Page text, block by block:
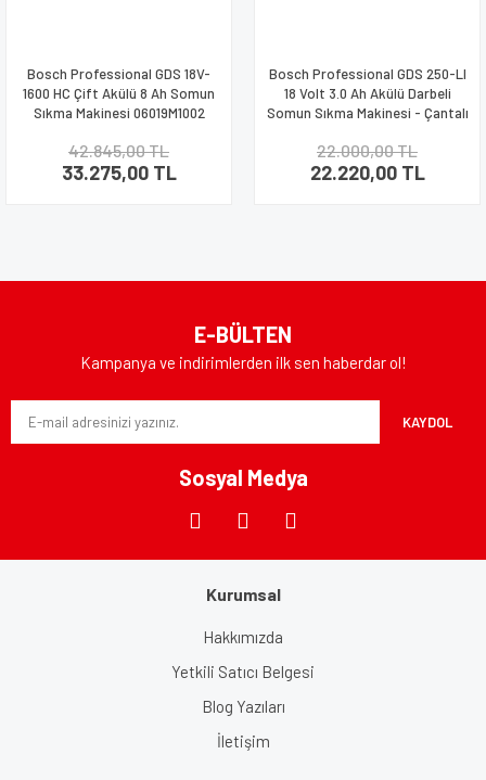
Bosch Professional GDS 18V-
1600 HC Çift Akülü 8 Ah Somun
Sıkma Makinesi 06019M1002
42.845,00 TL
33.275,00 TL
Bosch Professional GDS 250-LI
18 Volt 3.0 Ah Akülü Darbeli
Somun Sıkma Makinesi - Çantalı
22.000,00 TL
22.220,00 TL
E-BÜLTEN
Kampanya ve indirimlerden ilk sen haberdar ol!
KAYDOL
Sosyal Medya
Kurumsal
Hakkımızda
Yetkili Satıcı Belgesi
Blog Yazıları
İletişim